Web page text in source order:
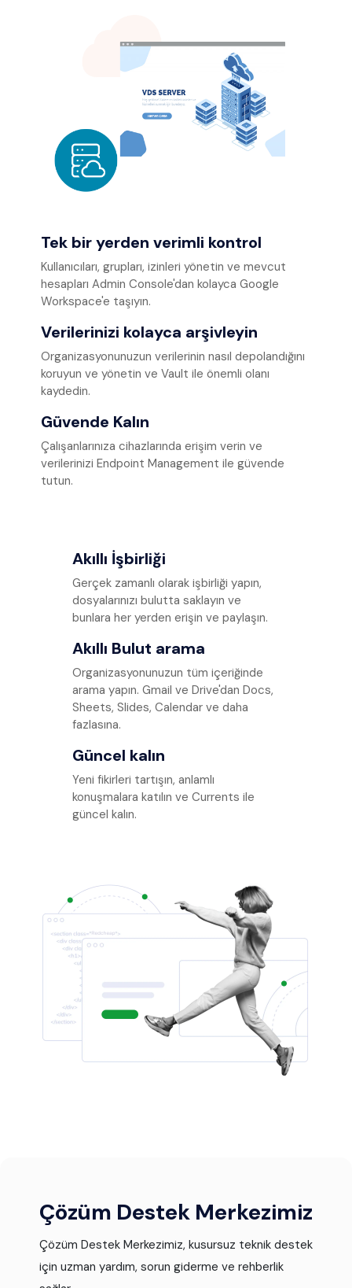
Tek bir yerden verimli kontrol
Kullanıcıları, grupları, izinleri yönetin ve mevcut
hesapları Admin Console'dan kolayca Google
Workspace'e taşıyın.
Verilerinizi kolayca arşivleyin
Organizasyonunuzun verilerinin nasıl depolandığını
koruyun ve yönetin ve Vault ile önemli olanı
kaydedin.
Güvende Kalın
Çalışanlarınıza cihazlarında erişim verin ve
verilerinizi Endpoint Management ile güvende
tutun.
Akıllı İşbirliği
Gerçek zamanlı olarak işbirliği yapın,
dosyalarınızı bulutta saklayın ve
bunlara her yerden erişin ve paylaşın.
Akıllı Bulut arama
Organizasyonunuzun tüm içeriğinde
arama yapın. Gmail ve Drive'dan Docs,
Sheets, Slides, Calendar ve daha
fazlasına.
Güncel kalın
Yeni fikirleri tartışın, anlamlı
konuşmalara katılın ve Currents ile
güncel kalın.
Çözüm Destek Merkezimiz
Çözüm Destek Merkezimiz, kusursuz teknik destek
için uzman yardım, sorun giderme ve rehberlik